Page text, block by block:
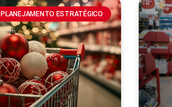
PLANEJAMENTO ESTRATÉGICO